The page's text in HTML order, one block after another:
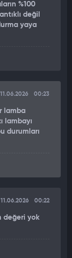
karara
DHA'ya
hukuki bir
acı olduğunu
savaşı
acıyı anlatmak
çabalarına
ediyor" dedi.
HERKESİN
yaya
sürücünün
mücadelesi
etmekte
istemiyoruz
tüm
%100
değil
yaya
11.06.2026 00:23
lamba
lambayı
durumları
11.06.2026 00:22
değeri yok